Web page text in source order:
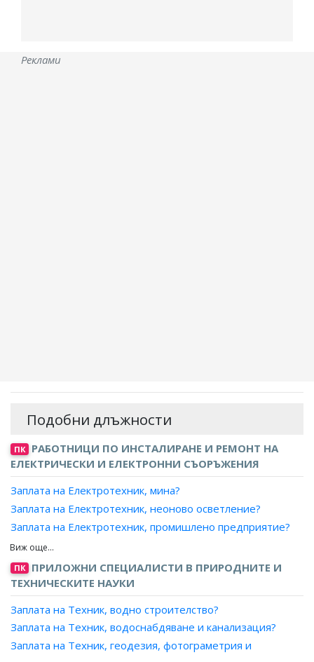
Реклами
Подобни длъжности
ПК РАБОТНИЦИ ПО ИНСТАЛИРАНЕ И РЕМОНТ НА
ЕЛЕКТРИЧЕСКИ И ЕЛЕКТРОННИ СЪОРЪЖЕНИЯ
Заплата на Електротехник, мина?
Заплата на Електротехник, неоново осветление?
Заплата на Електротехник, промишлено предприятие?
Заплата на Електротехник, поддръжка на сгради?
Заплата на Електротехник, строителен?
Заплата на Електротехник, сценичен и студиен?
ПК ПРИЛОЖНИ СПЕЦИАЛИСТИ В ПРИРОДНИТЕ И
ТЕХНИЧЕСКИТЕ НАУКИ
Заплата на Техник, водно строителство?
Заплата на Техник, водоснабдяване и канализация?
Заплата на Техник, геодезия, фотограметрия и